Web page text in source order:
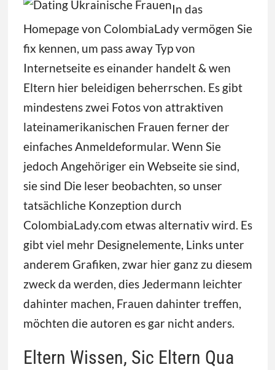
In das
Homepage von ColombiaLady vermögen Sie
fix kennen, um pass away Typ von
Internetseite es einander handelt & wen
Eltern hier beleidigen beherrschen. Es gibt
mindestens zwei Fotos von attraktiven
lateinamerikanischen Frauen ferner der
einfaches Anmeldeformular. Wenn Sie
jedoch Angehöriger ein Webseite sie sind,
sie sind Die leser beobachten, so unser
tatsächliche Konzeption durch
ColombiaLady.com etwas alternativ wird. Es
gibt viel mehr Designelemente, Links unter
anderem Grafiken, zwar hier ganz zu diesem
zweck da werden, dies Jedermann leichter
dahinter machen, Frauen dahinter treffen,
möchten die autoren es gar nicht anders.
Eltern Wissen, Sic Eltern Qua